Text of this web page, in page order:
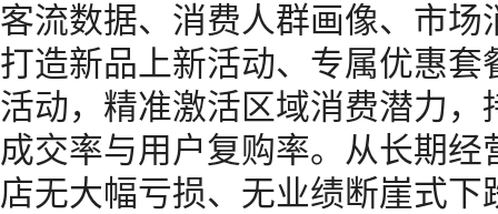
客流数据、消费人群画像、市
打造新品上新活动、专属优惠
活动，精准激活区域消费潜力
成交率与用户复购率。从长期
店无大幅亏损、无业绩断崖式